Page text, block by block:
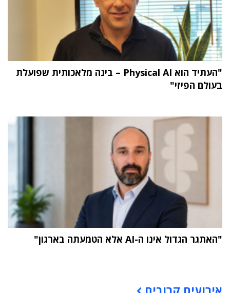
"העתיד הוא Physical AI – בינה מלאכותית שפועלת
בעולם הפיזי"
"האתגר הגדול אינו ה-AI אלא הטמעתה בארגון"
אירועים קרובים